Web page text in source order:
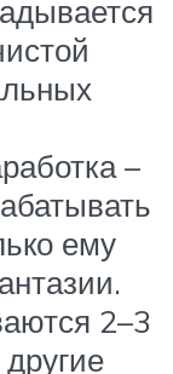
–
ему
2–3